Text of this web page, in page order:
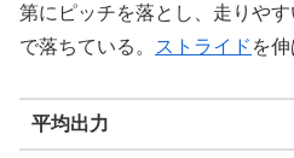
第にピッチを落とし、走りや
で落ちている。
ストライド を
平均出力